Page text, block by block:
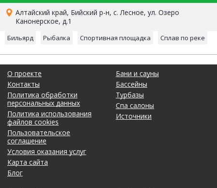
Алтайский край, Бийский р-н, с. Лесное, ул. Озеро
Канонерское, д.1
Бильярд Рыбалка Спортивная площадка Сплав по реке
О проекте
Контакты
Политика обработки
персональных данных
Политика использования
файлов cookies
Пользовательское
соглашение
Условия оказания услуг
Карта сайта
Блог
Бани и сауны
Бассейны
Турбазы
Спа салоны
Источники